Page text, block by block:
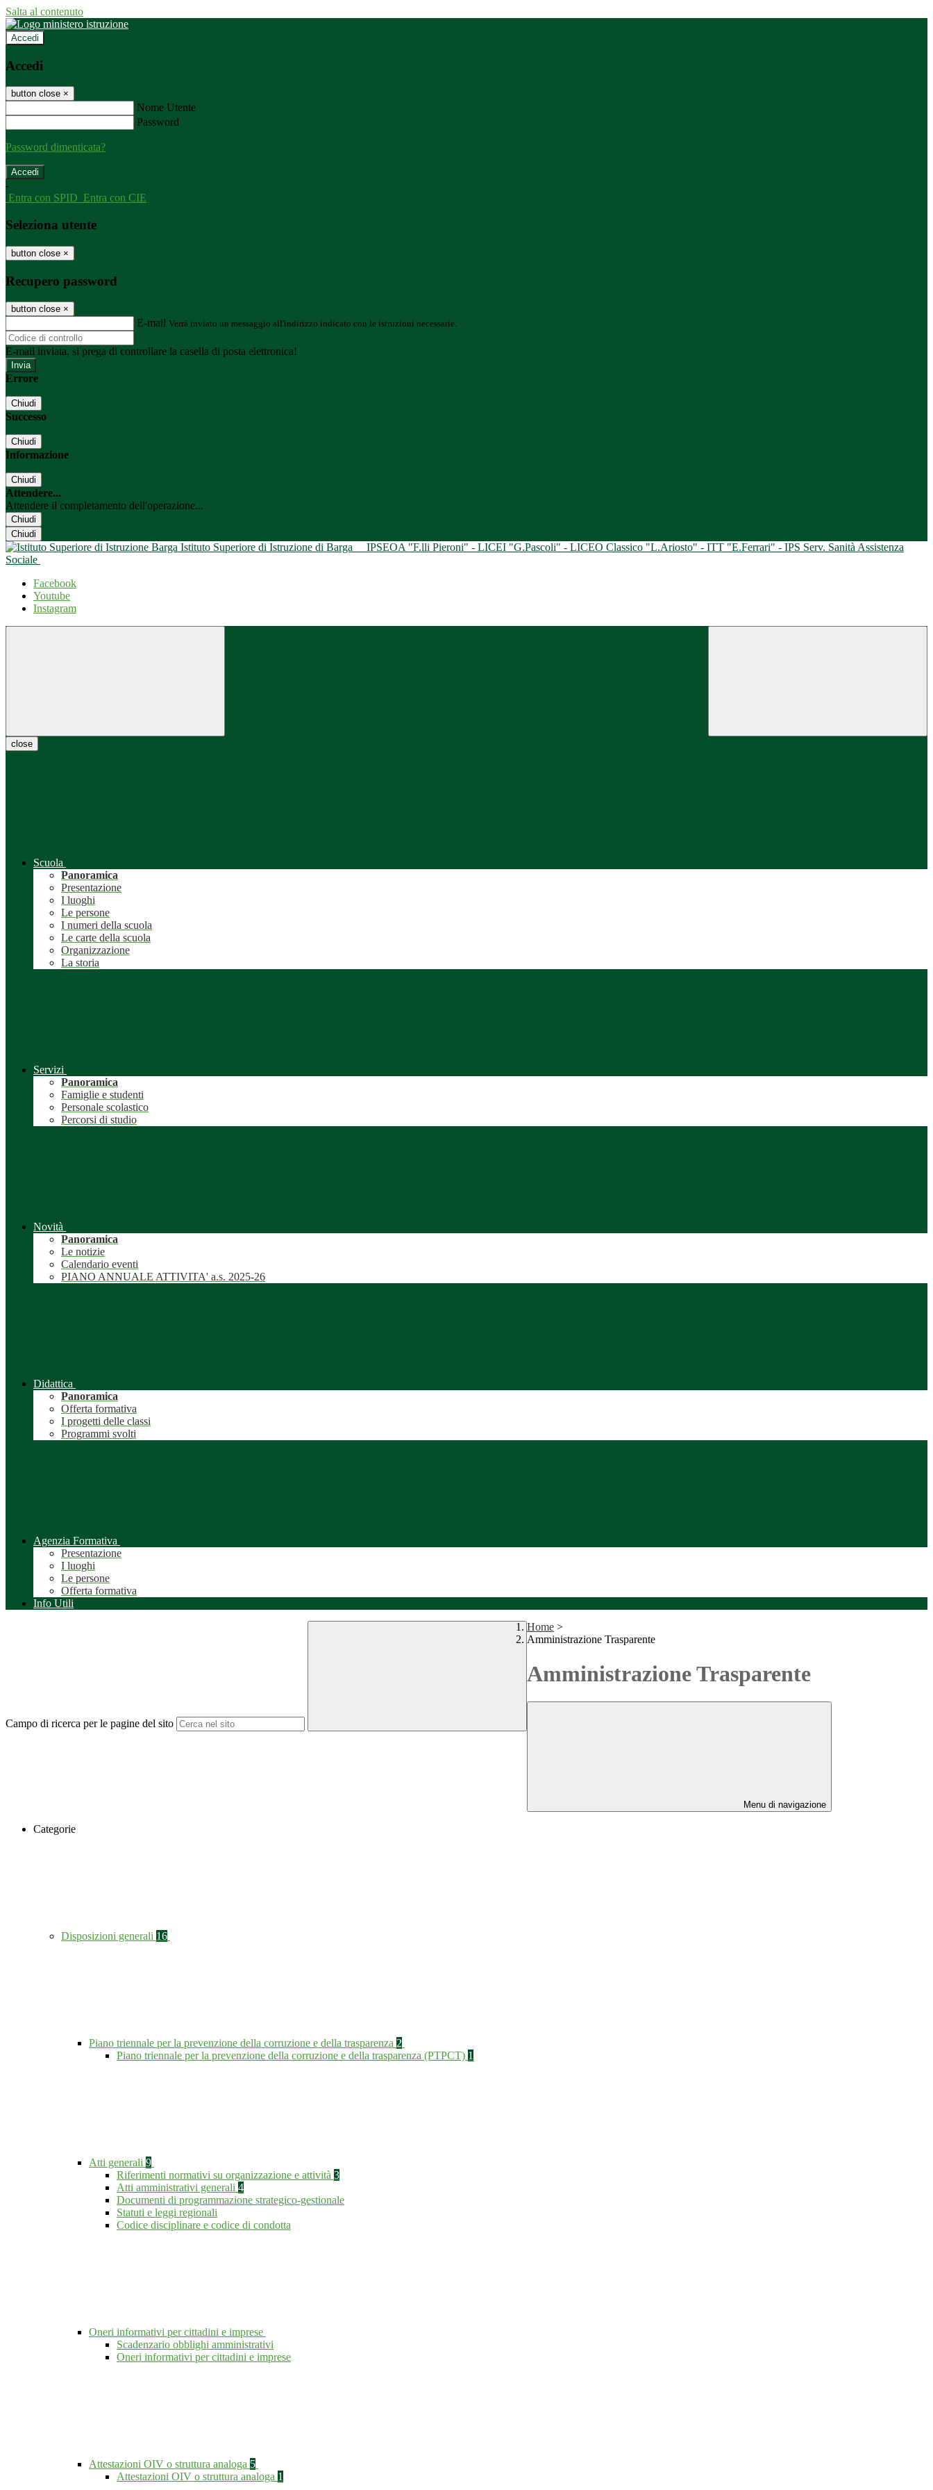
Salta al contenuto
Accedi
Accedi
button close ×
Nome Utente
Password
Password dimenticata?
-
Entra con SPID Entra con CIE
Seleziona utente
button close ×
Recupero password
button close ×
E-mail Verrà inviato un messaggio all'indirizzo indicato con le istruzioni necessarie.
E-mail inviata, si prega di controllare la casella di posta elettronica!
Errore
Chiudi
Successo
Chiudi
Informazione
Chiudi
Attendere...
Attendere il completamento dell'operazione...
Chiudi
Chiudi
Istituto Superiore di Istruzione di Barga
IPSEOA "F.lli Pieroni" - LICEI "G.Pascoli" - LICEO Classico "L.Ariosto" - ITT "E.Ferrari" - IPS Serv. Sanità Assistenza
Sociale
Facebook
Youtube
Instagram
close
Scuola
Panoramica
Presentazione
I luoghi
Le persone
I numeri della scuola
Le carte della scuola
Organizzazione
La storia
Servizi
Panoramica
Famiglie e studenti
Personale scolastico
Percorsi di studio
Novità
Panoramica
Le notizie
Calendario eventi
PIANO ANNUALE ATTIVITA' a.s. 2025-26
Didattica
Panoramica
Offerta formativa
I progetti delle classi
Programmi svolti
Agenzia Formativa
Presentazione
I luoghi
Le persone
Offerta formativa
Info Utili
Campo di ricerca per le pagine del sito
Home >
Amministrazione Trasparente
Amministrazione Trasparente
Menu di navigazione
Categorie
Disposizioni generali 16
Piano triennale per la prevenzione della corruzione e della trasparenza 2
Piano triennale per la prevenzione della corruzione e della trasparenza (PTPCT) 1
Atti generali 9
Riferimenti normativi su organizzazione e attività 3
Atti amministrativi generali 4
Documenti di programmazione strategico-gestionale
Statuti e leggi regionali
Codice disciplinare e codice di condotta
Oneri informativi per cittadini e imprese
Scadenzario obblighi amministrativi
Oneri informativi per cittadini e imprese
Attestazioni OIV o struttura analoga 5
Attestazioni OIV o struttura analoga 1